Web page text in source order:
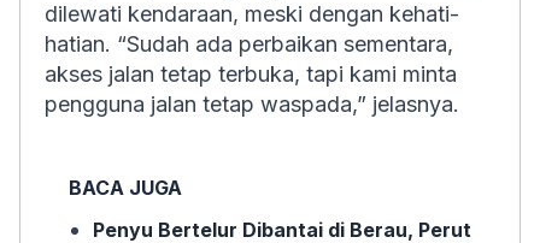
dilewati kendaraan, meski dengan kehati-
hatian. “Sudah ada perbaikan sementara,
akses jalan tetap terbuka, tapi kami minta
pengguna jalan tetap waspada,” jelasnya.
BACA JUGA
Penyu Bertelur Dibantai di Berau, Perut